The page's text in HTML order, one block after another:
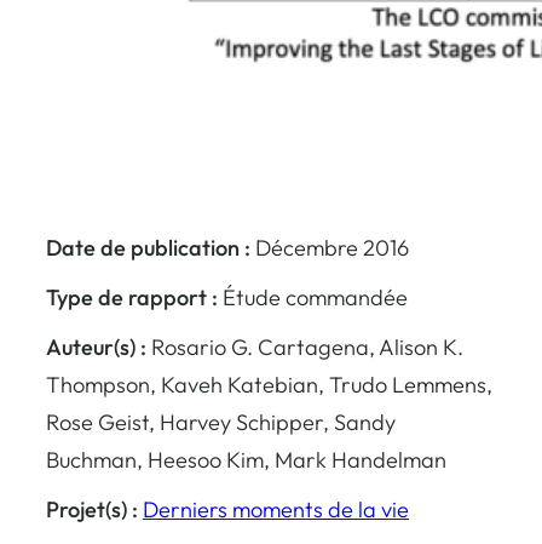
Date de publication : Décembre 2016
Type de rapport : Étude commandée
Auteur(s) : Rosario G. Cartagena, Alison K.
Thompson, Kaveh Katebian, Trudo Lemmens,
Rose Geist, Harvey Schipper, Sandy
Buchman, Heesoo Kim, Mark Handelman
Projet(s) : Derniers moments de la vie